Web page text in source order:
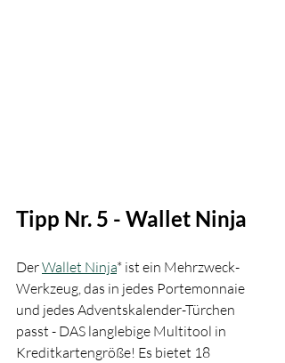
Tipp Nr. 5 - Wallet Ninja
Der Wallet Ninja* ist ein Mehrzweck-
Werkzeug, das in jedes Portemonnaie
und jedes Adventskalender-Türchen
passt - DAS langlebige Multitool in
Kreditkartengröße! Es bietet 18